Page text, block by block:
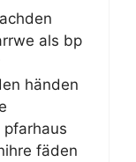
als bp
händen
pfarhaus
fäden